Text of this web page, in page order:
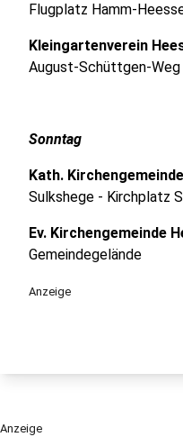
Flugplatz Hamm-
Kleingartenverein
August-Schüttgen-
Sonntag
Kath.
Sulkshege - Kirchplatz
Ev. Kirchengemeinde
Gemeindegelände
Anzeige
Anzeige